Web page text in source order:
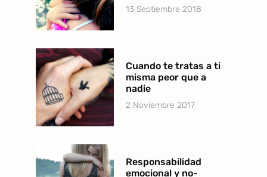
13 Septiembre 2018
Cuando te tratas a ti
misma peor que a
nadie
2 Noviembre 2017
Responsabilidad
emocional y no-